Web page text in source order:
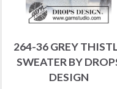
264-36 GREY
SWEATER BY
DESIGN